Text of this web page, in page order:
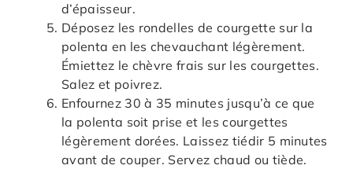
d’épaisseur.
Déposez les rondelles de courgette sur la
polenta en les chevauchant légèrement.
Émiettez le chèvre frais sur les courgettes.
Salez et poivrez.
Enfournez 30 à 35 minutes jusqu’à ce que
la polenta soit prise et les courgettes
légèrement dorées. Laissez tiédir 5 minutes
avant de couper. Servez chaud ou tiède.